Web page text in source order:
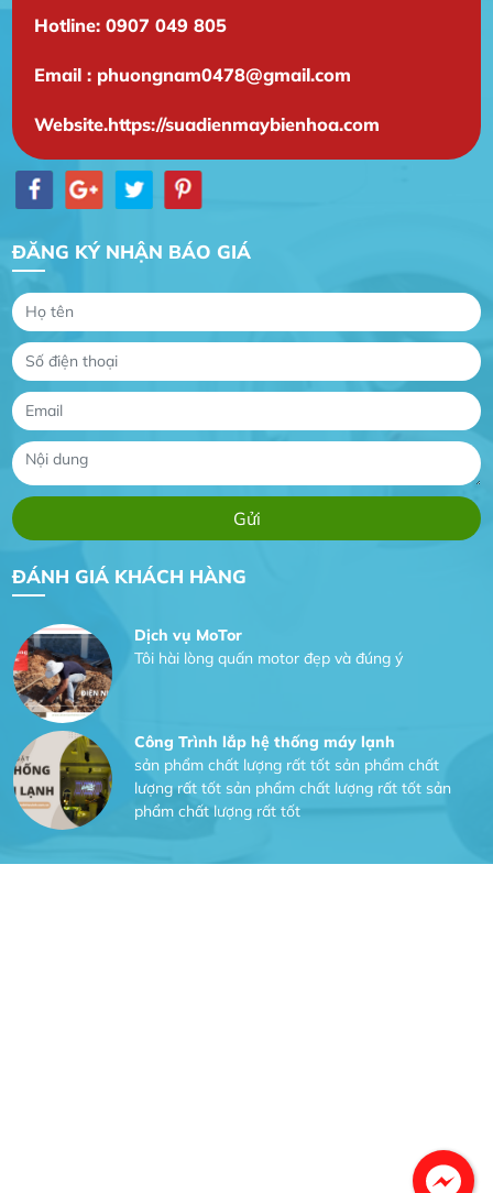
Hotline: 0907 049 805
Email : phuongnam0478@gmail.com
Website.https://suadienmaybienhoa.com
ĐĂNG KÝ NHẬN BÁO GIÁ
ĐÁNH GIÁ KHÁCH HÀNG
Gia Đình chúng tôi rất hài lòng dịch vụ tại
vụ
Dịch vụ MoTor
Tôi hài lòng quấn motor đẹp và đúng ý
Công Trình lắp hệ thống máy lạnh
sản phẩm chất lượng rất tốt sản phẩm chất
lượng rất tốt sản phẩm chất lượng rất tốt sản
phẩm chất lượng rất tốt